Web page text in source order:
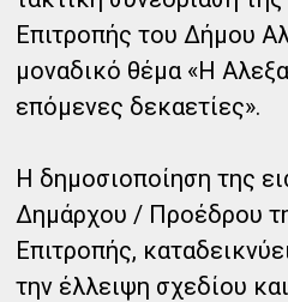
Επιτροπής του Δήμου
μοναδικό θέμα «Η
επόμενες δεκαετίες».
Η δημοσιοποίηση της
Δημάρχου / Προέδρου
Επιτροπής,
την έλλειψη σχεδίου